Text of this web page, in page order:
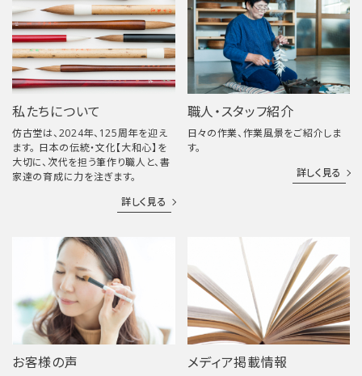
私たちについて
仿古堂は、2024年、125周年を迎え
ます。 日本の伝統・文化【大和心】を
大切に、次代を担う筆作り職人と、書
家達の育成に力を注ぎます。
詳しく見る
職人・スタッフ紹介
日々の作業、作業風景をご紹介しま
す。
詳しく見る
お客様の声 メディア掲載情報